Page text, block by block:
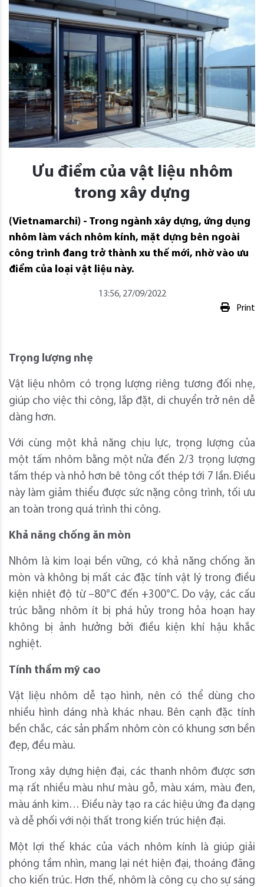
Ưu điểm của vật liệu nhôm
trong xây dựng
(Vietnamarchi) - Trong ngành xây dựng, ứng dụng
nhôm làm vách nhôm kính, mặt dựng bên ngoài
công trình đang trở thành xu thế mới, nhờ vào ưu
điểm của loại vật liệu này.
13:56, 27/09/2022
Print
Trọng lượng nhẹ
Vật liệu nhôm có trọng lượng riêng tương đối nhẹ,
giúp cho việc thi công, lắp đặt, di chuyển trở nên dễ
dàng hơn.
Với cùng một khả năng chịu lực, trọng lượng của
một tấm nhôm bằng một nửa đến 2/3 trọng lượng
tấm thép và nhỏ hơn bê tông cốt thép tới 7 lần. Điều
này làm giảm thiểu được sức nặng công trình, tối ưu
an toàn trong quá trình thi công.
Khả năng chống ăn mòn
Nhôm là kim loại bền vững, có khả năng chống ăn
mòn và không bị mất các đặc tính vật lý trong điều
kiện nhiệt độ từ –80°C đến +300°C. Do vậy, các cấu
trúc bằng nhôm ít bị phá hủy trong hỏa hoạn hay
không bị ảnh hưởng bởi điều kiện khí hậu khắc
nghiệt.
Tính thẩm mỹ cao
Vật liệu nhôm dễ tạo hình, nên có thể dùng cho
nhiều hình dáng nhà khác nhau. Bên cạnh đặc tính
bền chắc, các sản phẩm nhôm còn có khung sơn bền
đẹp, đều màu.
Trong xây dựng hiện đại, các thanh nhôm được sơn
mạ rất nhiều màu như màu gỗ, màu xám, màu đen,
màu ánh kim… Điều này tạo ra các hiệu ứng đa dạng
và dễ phối với nội thất trong kiến trúc hiện đại.
Một lợi thế khác của vách nhôm kính là giúp giải
phóng tầm nhìn, mang lại nét hiện đại, thoáng đãng
cho kiến trúc. Hơn thế, nhôm là công cụ cho sự sáng